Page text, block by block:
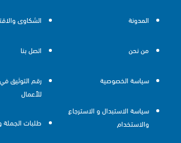
المدونة
من نحن
سياسة الخصوصية
سياسة الاستبدال و الاسترجاع
والاستخدام
الشكاوى
اتصل بنا
رقم التوثيق
للأعمال
طلبات الجملة